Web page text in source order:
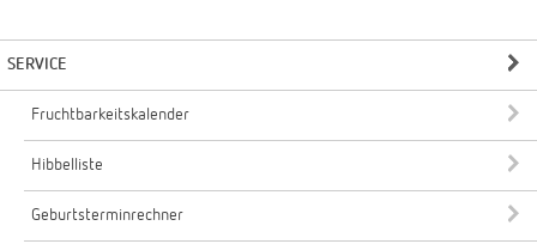
SERVICE
Fruchtbarkeitskalender
Hibbelliste
Geburtsterminrechner